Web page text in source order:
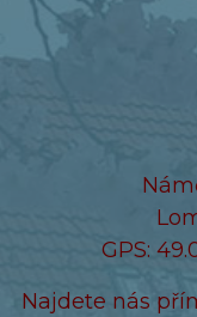
GPS:
Najdete nás